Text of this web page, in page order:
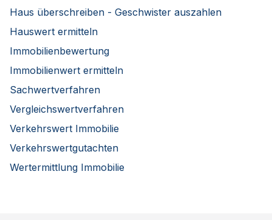
Haus überschreiben - Geschwister auszahlen
Hauswert ermitteln
Immobilienbewertung
Immobilienwert ermitteln
Sachwertverfahren
Vergleichswertverfahren
Verkehrswert Immobilie
Verkehrswertgutachten
Wertermittlung Immobilie